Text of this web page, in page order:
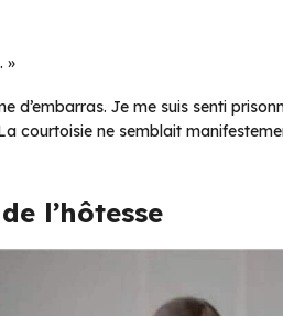
»
d’embarras. Je me suis senti
courtoisie ne semblait
l’hôtesse